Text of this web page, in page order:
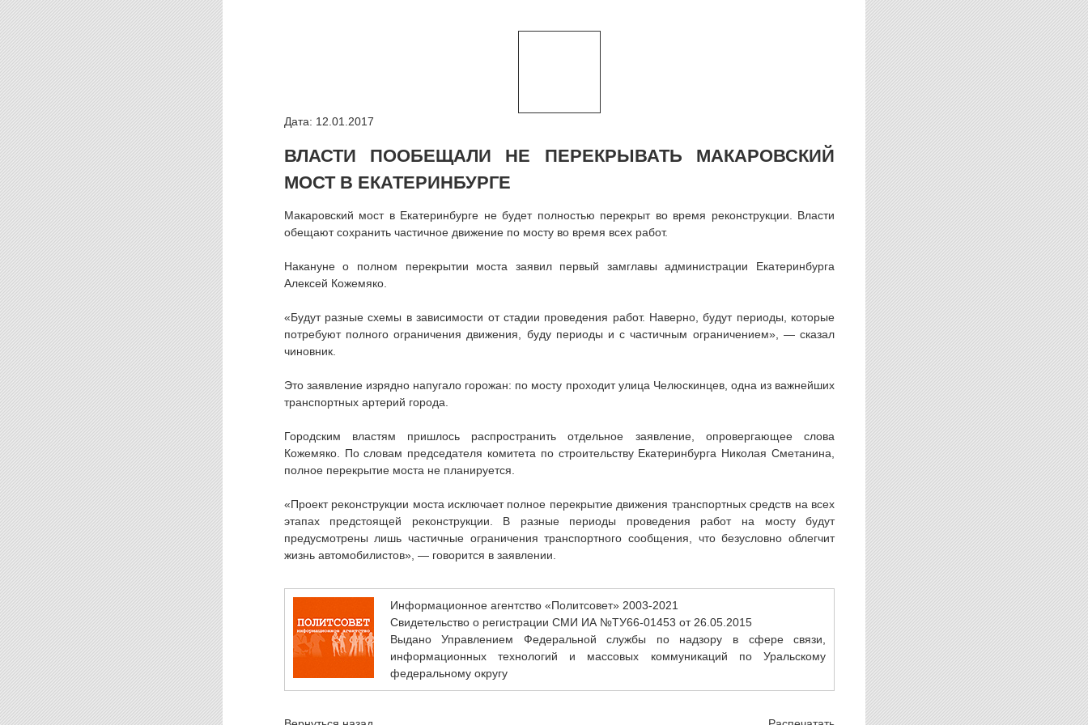
Дата: 12.01.2017
ВЛАСТИ ПООБЕЩАЛИ НЕ ПЕРЕКРЫВАТЬ МАКАРОВСКИЙ
МОСТ В ЕКАТЕРИНБУРГЕ
Макаровский мост в Екатеринбурге не будет полностью перекрыт во время реконструкции. Власти
обещают сохранить частичное движение по мосту во время всех работ.
Накануне о полном перекрытии моста заявил первый замглавы администрации Екатеринбурга
Алексей Кожемяко.
«Будут разные схемы в зависимости от стадии проведения работ. Наверно, будут периоды, которые
потребуют полного ограничения движения, буду периоды и с частичным ограничением», — сказал
чиновник.
Это заявление изрядно напугало горожан: по мосту проходит улица Челюскинцев, одна из важнейших
транспортных артерий города.
Городским властям пришлось распространить отдельное заявление, опровергающее слова
Кожемяко. По словам председателя комитета по строительству Екатеринбурга Николая Сметанина,
полное перекрытие моста не планируется.
«Проект реконструкции моста исключает полное перекрытие движения транспортных средств на всех
этапах предстоящей реконструкции. В разные периоды проведения работ на мосту будут
предусмотрены лишь частичные ограничения транспортного сообщения, что безусловно облегчит
жизнь автомобилистов», — говорится в заявлении.
Информационное агентство «Политсовет» 2003-2021
Свидетельство о регистрации СМИ ИА №ТУ66-01453 от 26.05.2015
Выдано Управлением Федеральной службы по надзору в сфере связи,
информационных технологий и массовых коммуникаций по Уральскому
федеральному округу